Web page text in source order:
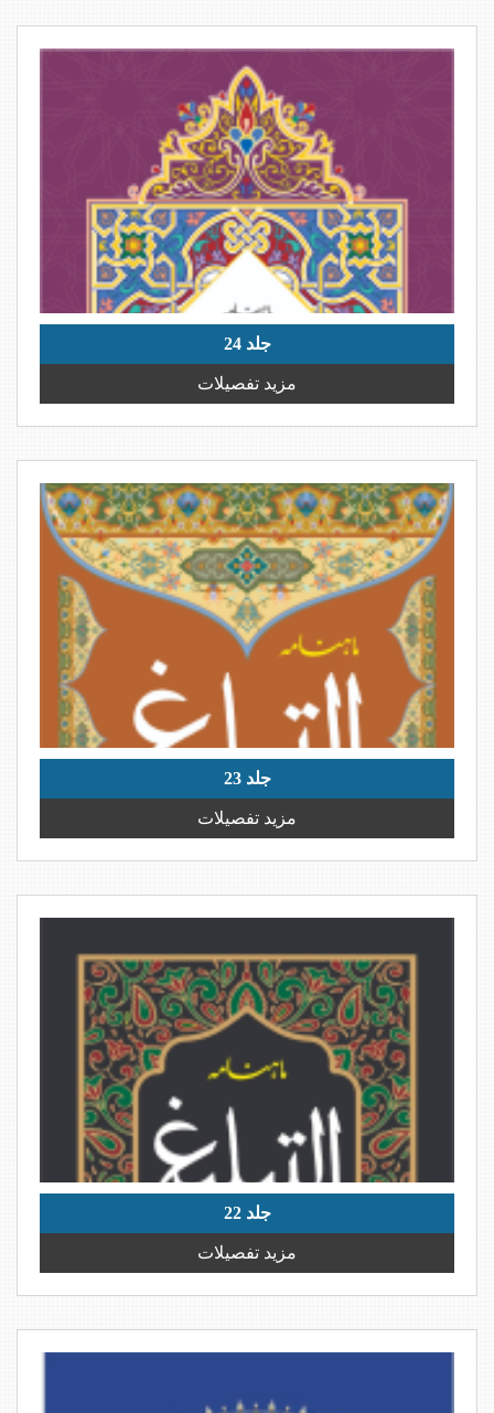
سائٹ سے ڈائون لوڈ کیے جاسکتے ہیں۔
علمی و تحقیقی رسائل جلد نمبر 27 شائع اور اپلوڈ ہوچکی
ہے، ڈائون لوڈنگ کے لیے متعلقہ پیج وزت کیجیے۔
جلد 24
مزید تفصیلات
جلد 23
مزید تفصیلات
جلد 22
مزید تفصیلات